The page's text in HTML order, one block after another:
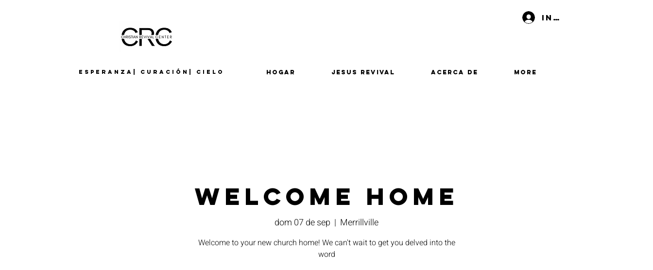
Esperanza| Curación| Cielo
Iniciar sesión
Hogar Jesus Revival Acerca de More
Welcome Home
dom 07 de sep
  |
Merrillville
Welcome to your new church home! We can't wait to get you delved into the
word